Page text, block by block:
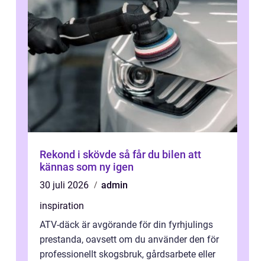
Rekond i skövde så får du bilen att
kännas som ny igen
30 juli 2026
admin
inspiration
ATV-däck är avgörande för din fyrhjulings
prestanda, oavsett om du använder den för
professionellt skogsbruk, gårdsarbete eller